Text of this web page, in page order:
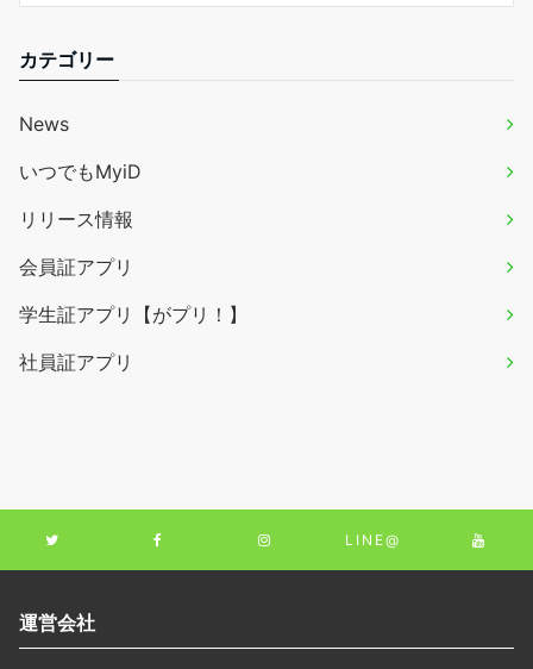
カテゴリー
News
いつでもMyiD
リリース情報
会員証アプリ
学生証アプリ【がプリ！】
社員証アプリ
LINE@
運営会社